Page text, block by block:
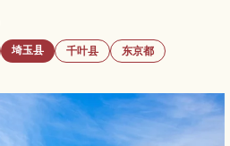
埼玉县 千叶县
东京都